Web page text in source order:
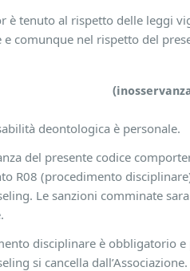
è tenuto al rispetto delle leggi
e comunque nel rispetto del
deontologica è personale.
del presente codice
R08 (procedimento
Le sanzioni comminate
disciplinare è obbligatorio e
si cancella dall’Associazione.